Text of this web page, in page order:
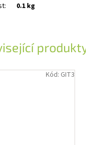
Kód: GIT3
: 0.1 kg